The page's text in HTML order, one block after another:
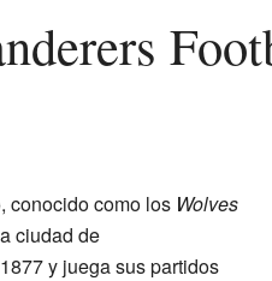
, conocido como los Wolves
ciudad de
y juega sus partidos